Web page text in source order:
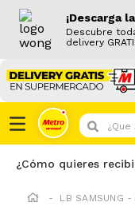
¡Descarga
Descubre
delivery
¿Que
¿Cómo quieres
LB SAMSUNG